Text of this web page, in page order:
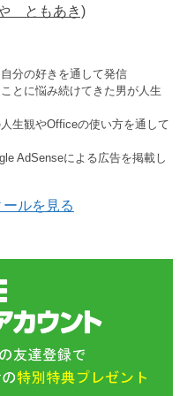
ともあき)
分の好きを通して発信
とに悩み続けてきた男が人生
生観やOfficeの使い方を通して
AdSenseによる広告を掲載し
ルを見る